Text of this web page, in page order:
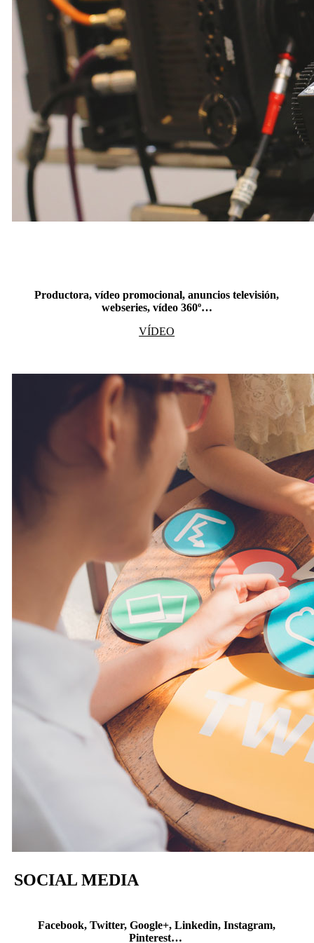
Productora, vídeo promocional, anuncios televisión,
webseries, vídeo 360º…
VÍDEO
SOCIAL MEDIA
Facebook, Twitter, Google+, Linkedin, Instagram,
Pinterest…